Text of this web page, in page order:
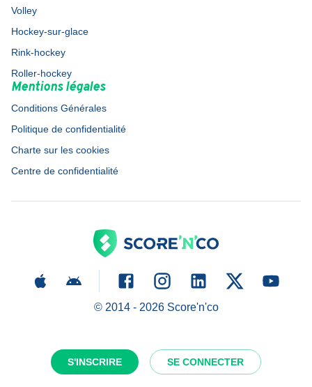
S'INSCRIRE SE CONNECTER
Volley
Hockey-sur-glace
Rink-hockey
Roller-hockey
Mentions légales
Conditions Générales
Politique de confidentialité
Charte sur les cookies
Centre de confidentialité
© 2014 - 2026Score'n'co